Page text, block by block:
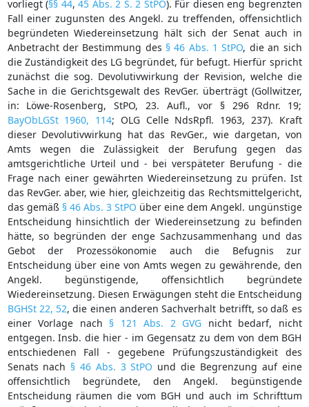
vorliegt (§§ 44, 45 Abs. 2 S. 2 StPO). Für diesen eng begrenzten
Fall einer zugunsten des Angekl. zu treffenden, offensichtlich
begründeten Wiedereinsetzung hält sich der Senat auch in
Anbetracht der Bestimmung des § 46 Abs. 1 StPO, die an sich
die Zuständigkeit des LG begründet, für befugt. Hierfür spricht
zunächst die sog. Devolutivwirkung der Revision, welche die
Sache in die Gerichtsgewalt des RevGer. überträgt (Gollwitzer,
in: Löwe-Rosenberg, StPO, 23. Aufl., vor § 296 Rdnr. 19;
BayObLGSt 1960, 114; OLG Celle NdsRpfl. 1963, 237). Kraft
dieser Devolutivwirkung hat das RevGer., wie dargetan, von
Amts wegen die Zulässigkeit der Berufung gegen das
amtsgerichtliche Urteil und - bei verspäteter Berufung - die
Frage nach einer gewährten Wiedereinsetzung zu prüfen. Ist
das RevGer. aber, wie hier, gleichzeitig das Rechtsmittelgericht,
das gemäß § 46 Abs. 3 StPO über eine dem Angekl. ungünstige
Entscheidung hinsichtlich der Wiedereinsetzung zu befinden
hätte, so begründen der enge Sachzusammenhang und das
Gebot der Prozessökonomie auch die Befugnis zur
Entscheidung über eine von Amts wegen zu gewährende, den
Angekl. begünstigende, offensichtlich begründete
Wiedereinsetzung. Diesen Erwägungen steht die Entscheidung
BGHSt 22, 52, die einen anderen Sachverhalt betrifft, so daß es
einer Vorlage nach § 121 Abs. 2 GVG nicht bedarf, nicht
entgegen. Insb. die hier - im Gegensatz zu dem von dem BGH
entschiedenen Fall - gegebene Prüfungszuständigkeit des
Senats nach § 46 Abs. 3 StPO und die Begrenzung auf eine
offensichtlich begründete, den Angekl. begünstigende
Entscheidung räumen die vom BGH und auch im Schrifttum